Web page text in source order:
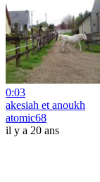
0:03
akesiah et anoukh
atomic68
il y a 20 ans